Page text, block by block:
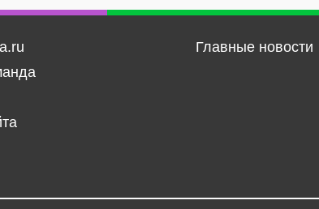
Главные новости